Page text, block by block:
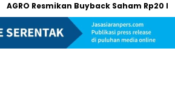
Resmikan Buyback Saham Rp20